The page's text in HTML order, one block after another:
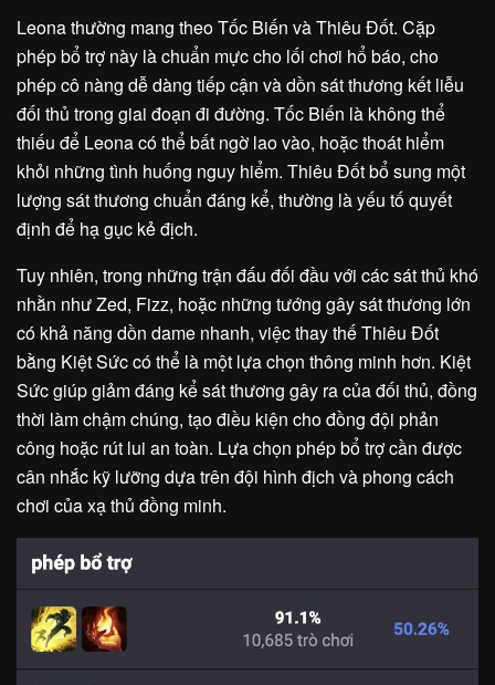
Leona thường mang theo Tốc Biến và Thiêu Đốt. Cặp
phép bổ trợ này là chuẩn mực cho lối chơi hổ báo, cho
phép cô nàng dễ dàng tiếp cận và dồn sát thương kết liễu
đối thủ trong giai đoạn đi đường. Tốc Biến là không thể
thiếu để Leona có thể bất ngờ lao vào, hoặc thoát hiểm
khỏi những tình huống nguy hiểm. Thiêu Đốt bổ sung một
lượng sát thương chuẩn đáng kể, thường là yếu tố quyết
định để hạ gục kẻ địch.
Tuy nhiên, trong những trận đấu đối đầu với các sát thủ khó
nhằn như Zed, Fizz, hoặc những tướng gây sát thương lớn
có khả năng dồn dame nhanh, việc thay thế Thiêu Đốt
bằng Kiệt Sức có thể là một lựa chọn thông minh hơn. Kiệt
Sức giúp giảm đáng kể sát thương gây ra của đối thủ, đồng
thời làm chậm chúng, tạo điều kiện cho đồng đội phản
công hoặc rút lui an toàn. Lựa chọn phép bổ trợ cần được
cân nhắc kỹ lưỡng dựa trên đội hình địch và phong cách
chơi của xạ thủ đồng minh.